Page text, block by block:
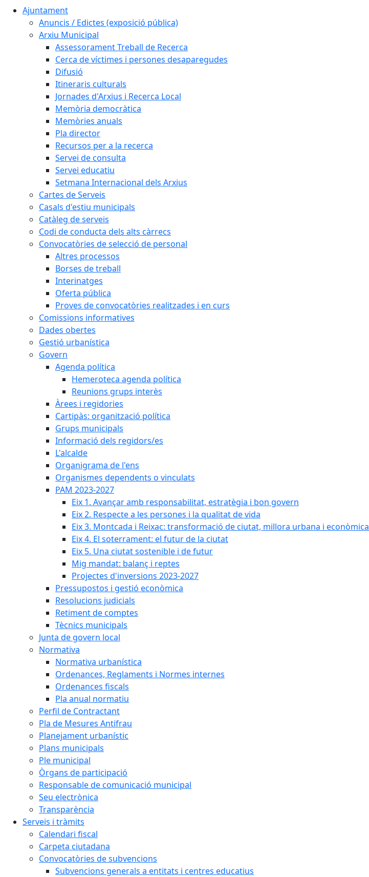
Ajuntament
Anuncis / Edictes (exposició pública)
Arxiu Municipal
Assessorament Treball de Recerca
Cerca de víctimes i persones desaparegudes
Difusió
Itineraris culturals
Jornades d'Arxius i Recerca Local
Memòria democràtica
Memòries anuals
Pla director
Recursos per a la recerca
Servei de consulta
Servei educatiu
Setmana Internacional dels Arxius
Cartes de Serveis
Casals d'estiu municipals
Catàleg de serveis
Codi de conducta dels alts càrrecs
Convocatòries de selecció de personal
Altres processos
Borses de treball
Interinatges
Oferta pública
Proves de convocatòries realitzades i en curs
Comissions informatives
Dades obertes
Gestió urbanística
Govern
Agenda política
Hemeroteca agenda política
Reunions grups interès
Àrees i regidories
Cartipàs: organització política
Grups municipals
Informació dels regidors/es
L'alcalde
Organigrama de l'ens
Organismes dependents o vinculats
PAM 2023-2027
Eix 1. Avançar amb responsabilitat, estratègia i bon govern
Eix 2. Respecte a les persones i la qualitat de vida
Eix 3. Montcada i Reixac: transformació de ciutat, millora urbana i econòmica
Eix 4. El soterrament: el futur de la ciutat
Eix 5. Una ciutat sostenible i de futur
Mig mandat: balanç i reptes
Projectes d'inversions 2023-2027
Pressupostos i gestió econòmica
Resolucions judicials
Retiment de comptes
Tècnics municipals
Junta de govern local
Normativa
Normativa urbanística
Ordenances, Reglaments i Normes internes
Ordenances fiscals
Pla anual normatiu
Perfil de Contractant
Pla de Mesures Antifrau
Planejament urbanístic
Plans municipals
Ple municipal
Òrgans de participació
Responsable de comunicació municipal
Seu electrònica
Transparència
Serveis i tràmits
Calendari fiscal
Carpeta ciutadana
Convocatòries de subvencions
Subvencions generals a entitats i centres educatius